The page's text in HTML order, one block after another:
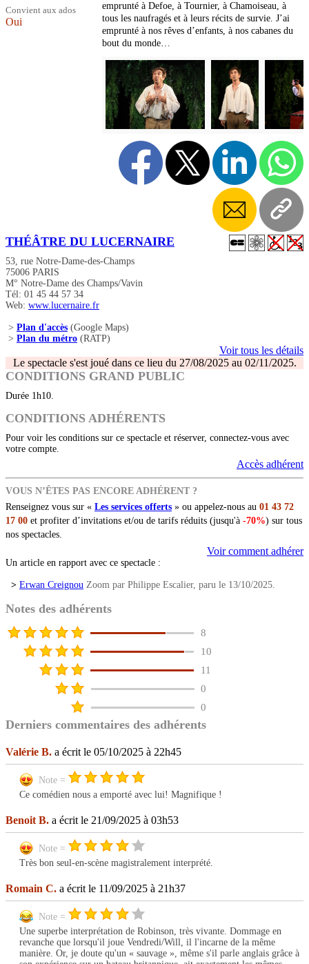
Convient aux ados
Oui
emprunté à Defoe, à Tournier, à Chamoiseau, à
tous les naufragés et à leurs récits de survie. J’ai
emprunté à nos rêves d’enfants, à nos cabanes du
bout du monde…
THÉÂTRE DU LUCERNAIRE
53, rue Notre-Dame-des-Champs
75006 PARIS
M° Notre-Dame des Champs/Vavin
Tél: 01 45 44 57 34
Web: www.lucernaire.fr
> Plan d'accès (Google Maps)
> Plan du métro (RATP)
Voir tous les détails
Le spectacle s'est joué dans ce lieu du 27/08/2025 au 02/11/2025.
CONDITIONS GRAND PUBLIC
Durée 1h10.
CONDITIONS ADHÉRENTS
Pour voir les conditions sur ce spectacle et réserver, connectez-vous avec
votre compte.
Accès adhérent
VOUS N’ÊTES PAS ENCORE ADHÉRENT ?
Renseignez vous sur « Les services offerts » ou appelez-nous au 01 43 72
17 00 et profiter d’invitations et/ou de tarifs réduits (jusqu'à -70%) sur tous
nos spectacles.
Voir comment adhérer
Un article en rapport avec ce spectacle :
> Erwan Creignou Zoom par Philippe Escalier, paru le 13/10/2025.
Notes des adhérents
8
10
11
0
0
Derniers commentaires des adhérents
Valérie B. a écrit le 05/10/2025 à 22h45
Note =
Ce comédien nous a emporté avec lui! Magnifique !
Benoit B. a écrit le 21/09/2025 à 03h53
Note =
Très bon seul-en-scène magistralement interprété.
Romain C. a écrit le 11/09/2025 à 21h37
Note =
Une superbe interprétation de Robinson, très vivante. Dommage en
revanche que lorsqu'il joue Vendredi/Will, il l'incarne de la même
manière. Or, je doute qu'un « sauvage », même s'il parle anglais grâce à